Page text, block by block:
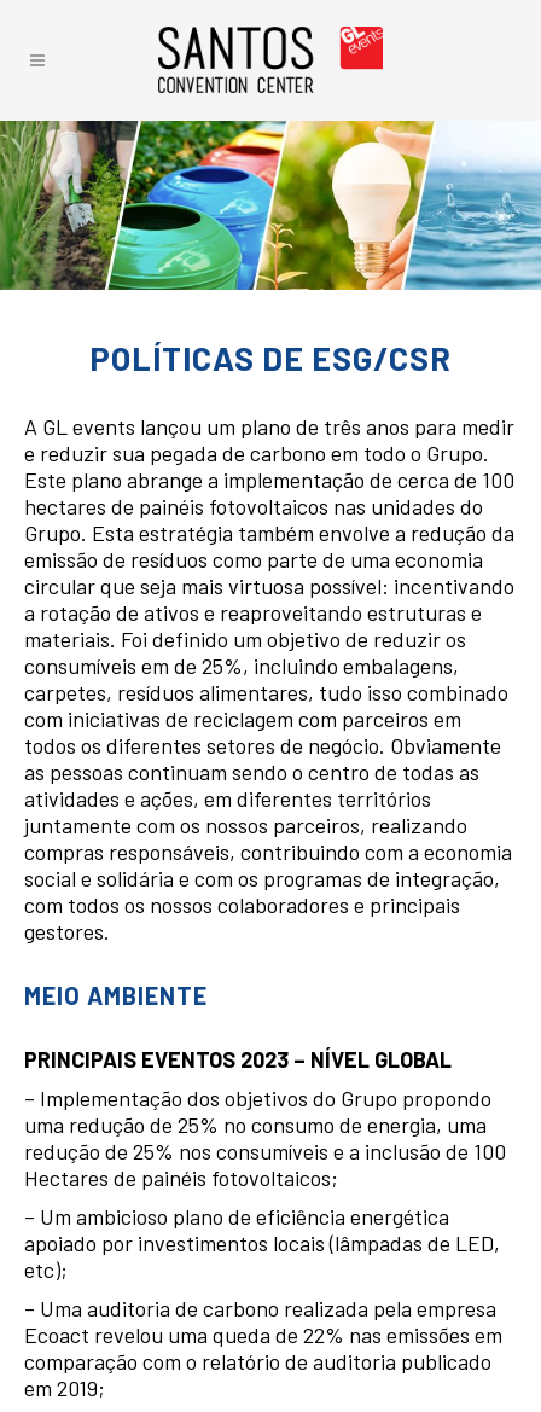
POLÍTICAS DE ESG/CSR
A GL events lançou um plano de três anos para medir
e reduzir sua pegada de carbono em todo o Grupo.
Este plano abrange a implementação de cerca de 100
hectares de painéis fotovoltaicos nas unidades do
Grupo. Esta estratégia também envolve a redução da
emissão de resíduos como parte de uma economia
circular que seja mais virtuosa possível: incentivando
a rotação de ativos e reaproveitando estruturas e
materiais. Foi definido um objetivo de reduzir os
consumíveis em de 25%, incluindo embalagens,
carpetes, resíduos alimentares, tudo isso combinado
com iniciativas de reciclagem com parceiros em
todos os diferentes setores de negócio. Obviamente
as pessoas continuam sendo o centro de todas as
atividades e ações, em diferentes territórios
juntamente com os nossos parceiros, realizando
compras responsáveis, contribuindo com a economia
social e solidária e com os programas de integração,
com todos os nossos colaboradores e principais
gestores.
MEIO AMBIENTE
PRINCIPAIS EVENTOS 2023 – NÍVEL GLOBAL
– Implementação dos objetivos do Grupo propondo
uma redução de 25% no consumo de energia, uma
redução de 25% nos consumíveis e a inclusão de 100
Hectares de painéis fotovoltaicos;
– Um ambicioso plano de eficiência energética
apoiado por investimentos locais (lâmpadas de LED,
etc);
– Uma auditoria de carbono realizada pela empresa
Ecoact revelou uma queda de 22% nas emissões em
comparação com o relatório de auditoria publicado
em 2019;